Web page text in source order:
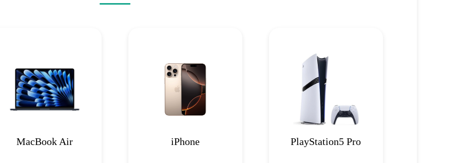
MacBook Air iPhone PlayStation5 Pro